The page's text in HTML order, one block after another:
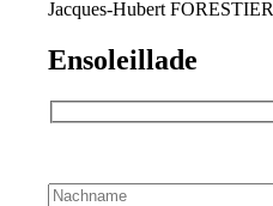
Jacques-Hubert FORESTIER
Ensoleillade